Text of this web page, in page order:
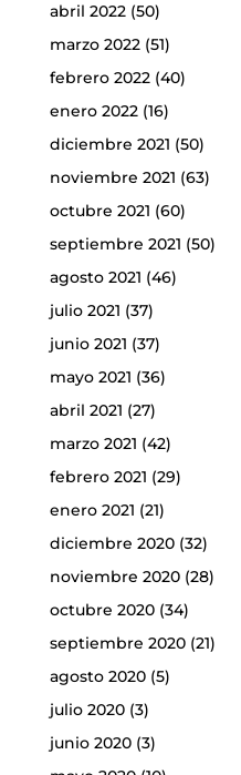
abril 2022(50)
marzo 2022(51)
febrero 2022(40)
enero 2022(16)
diciembre 2021 (50)
noviembre 2021 (63)
octubre 2021 (60)
septiembre 2021 (50)
agosto 2021 (46)
julio 2021 (37)
junio 2021 (37)
mayo 2021 (36)
abril 2021 (27)
marzo 2021 (42)
febrero 2021 (29)
enero 2021 (21)
diciembre 2020(32)
noviembre 2020(28)
octubre 2020(34)
septiembre 2020(21)
agosto 2020(5)
julio 2020(3)
junio 2020(3)